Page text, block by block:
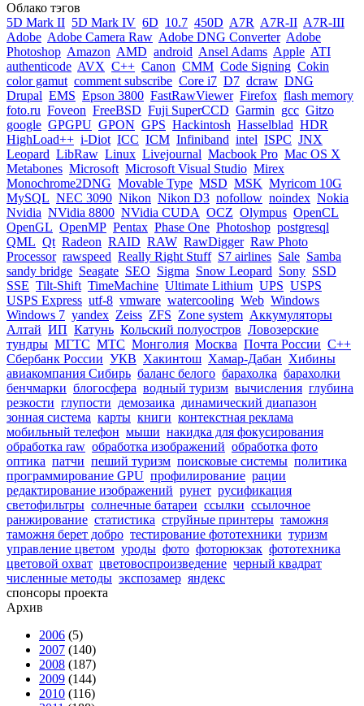
Облако тэгов
5D Mark II 5D Mark IV 6D 10.7 450D A7R A7R-II A7R-III
Adobe Adobe Camera Raw Adobe DNG Converter Adobe
Photoshop Amazon AMD android Ansel Adams Apple ATI
authenticode AVX C++ Canon CMM Code Signing Cokin
color gamut comment subscribe Core i7 D7 dcraw DNG
Drupal EMS Epson 3800 FastRawViewer Firefox flash memory
foto.ru Foveon FreeBSD Fuji SuperCCD Garmin gcc Gitzo
google GPGPU GPON GPS Hackintosh Hasselblad HDR
HighLoad++ i-Diot ICC ICM Infiniband intel ISPC JNX
Leopard LibRaw Linux Livejournal Macbook Pro Mac OS X
Metabones Microsoft Microsoft Visual Studio Mirex
Monochrome2DNG Movable Type MSD MSK Myricom 10G
MySQL NEC 3090 Nikon Nikon D3 nofollow noindex Nokia
Nvidia NVidia 8800 NVidia CUDA OCZ Olympus OpenCL
OpenGL OpenMP Pentax Phase One Photoshop postgresql
QML Qt Radeon RAID RAW RawDigger Raw Photo
Processor rawspeed Really Right Stuff S7 airlines Sale Samba
sandy bridge Seagate SEO Sigma Snow Leopard Sony SSD
SSE Tilt-Shift TimeMachine Ultimate Lithium UPS USPS
USPS Express utf-8 vmware watercooling Web Windows
Windows 7 yandex Zeiss ZFS Zone system Аккумуляторы
Алтай ИП Катунь Кольский полуостров Ловозерские
тундры МГТС МТС Монголия Москва Почта России С++
Сбербанк России УКВ Хакинтош Хамар-Дабан Хибины
авиакомпания Сибирь баланс белого барахолка барахолки
бенчмарки блогосфера водный туризм вычисления глубина
резкости глупости демозаика динамический диапазон
зонная система карты книги контекстная реклама
мобильный телефон мыши накидка для фокусирования
обработка raw обработка изображений обработка фото
оптика патчи пеший туризм поисковые системы политика
программирование GPU профилирование рации
редактирование изображений рунет русификация
светофильтры солнечные батареи ссылки ссылочное
ранжирование статистика струйные принтеры таможня
таможня берет добро тестирование фототехники туризм
управление цветом уроды фото фоторюкзак фототехника
цветовой охват цветовоспроизведение черный квадрат
численные методы экспозамер яндекс
спонсоры проекта
Архив
2006 (5)
2007 (140)
2008 (187)
2009 (144)
2010 (116)